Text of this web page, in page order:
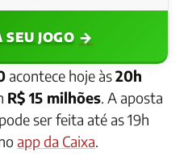
SEU JOGO →
acontece hoje às20h
R$ 15 milhões. A aposta
ser feita até as 19h
app da Caixa.